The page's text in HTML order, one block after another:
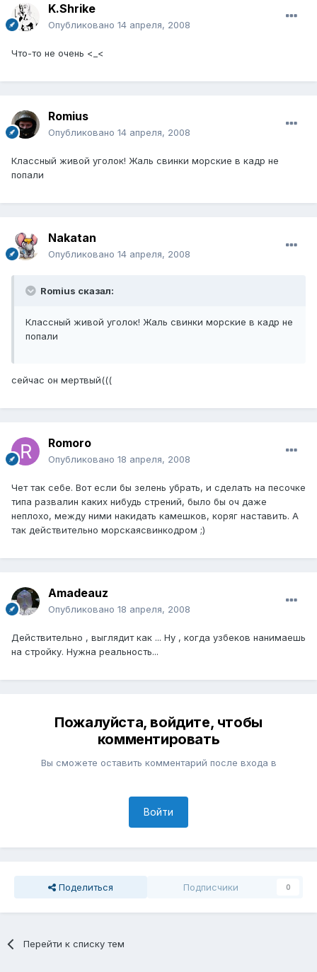
K.Shrike
Опубликовано 14 апреля, 2008
Что-то не очень <_<
Romius
Опубликовано 14 апреля, 2008
Классный живой уголок! Жаль свинки морские в кадр не
попали
Nakatan
Опубликовано 14 апреля, 2008
Romius сказал:
Классный живой уголок! Жаль свинки морские в кадр не
попали
cейчас он мертвый(((
Romoro
Опубликовано 18 апреля, 2008
Чет так себе. Вот если бы зелень убрать, и сделать на песочке
типа развалин каких нибудь стрений, было бы оч даже
неплохо, между ними накидать камешков, коряг наставить. А
так действительно морскаясвинкодром ;)
Amadeauz
Опубликовано 18 апреля, 2008
Действительно , выглядит как ... Ну , когда узбеков нанимаешь
на стройку. Нужна реальность...
Пожалуйста, войдите, чтобы
комментировать
Вы сможете оставить комментарий после входа в
Войти
Поделиться Подписчики 0
Перейти к списку тем